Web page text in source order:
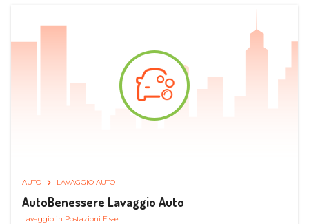
AUTO LAVAGGIO AUTO
AutoBenessere Lavaggio Auto
Lavaggio in Postazioni Fisse